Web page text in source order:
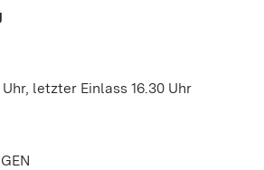
letzter Einlass 16.30 Uhr